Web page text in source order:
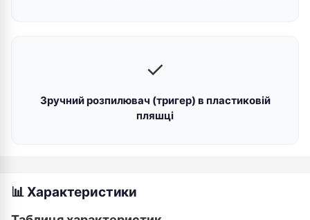
✓
Зручний розпилювач (тригер) в пластиковій
пляшці
📊 Характеристики